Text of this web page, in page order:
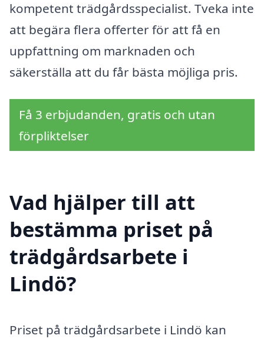
kompetent trädgårdsspecialist. Tveka inte
att begära flera offerter för att få en
uppfattning om marknaden och
säkerställa att du får bästa möjliga pris.
Få 3 erbjudanden, gratis och utan
förpliktelser
Vad hjälper till att
bestämma priset på
trädgårdsarbete i
Lindö?
Priset på trädgårdsarbete i Lindö kan